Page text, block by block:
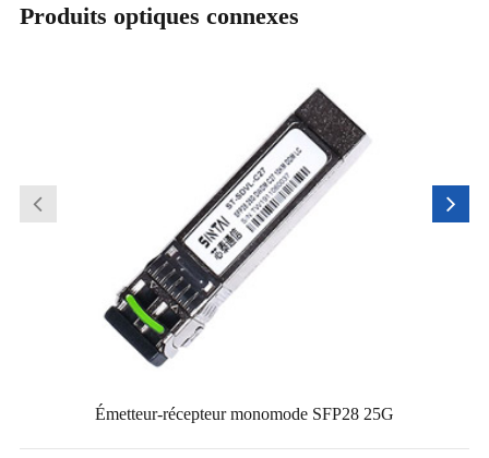
Produits optiques connexes
Émetteur-récepteur monomode SFP28 25G